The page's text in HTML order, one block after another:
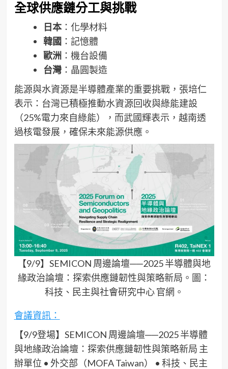
全球供應鏈分工與挑戰
日本：化學材料
韓國 ：記憶體
歐洲 ：機台設備
台灣：晶圓製造
能源與水資源是半導體產業的重要挑戰，張培仁
表示：台灣已積極推動水資源回收與綠能建設
（25%電力來自綠能），而武國輝表示，越南透
過核電發展，確保未來能源供應。
【9/9】SEMICON 周邊論壇──2025 半導體與地
緣政治論壇：探索供應鏈韌性與策略新局。圖：
科技、民主與社會研究中心 官網。
會議資訊：
【9/9登場】SEMICON 周邊論壇──2025 半導體
與地緣政治論壇：探索供應鏈韌性與策略新局 主
辦單位 • 外交部（MOFA Taiwan） • 科技、民主